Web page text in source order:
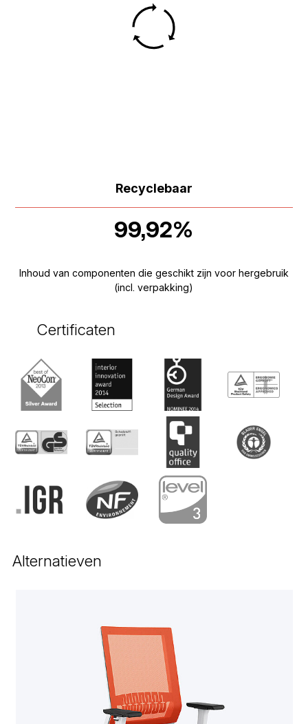
Recyclebaar
99,92%
Inhoud van componenten die geschikt zijn voor hergebruik
(incl. verpakking)
Certificaten
Alternatieven